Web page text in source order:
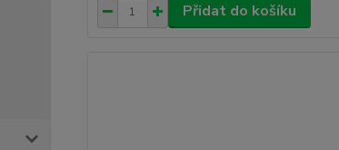
Přidat do košíku